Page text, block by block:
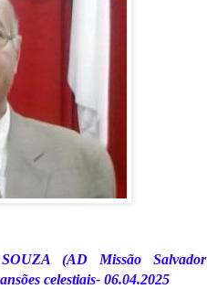
(AD Missão Salvador
celestiais- 06.04.2025